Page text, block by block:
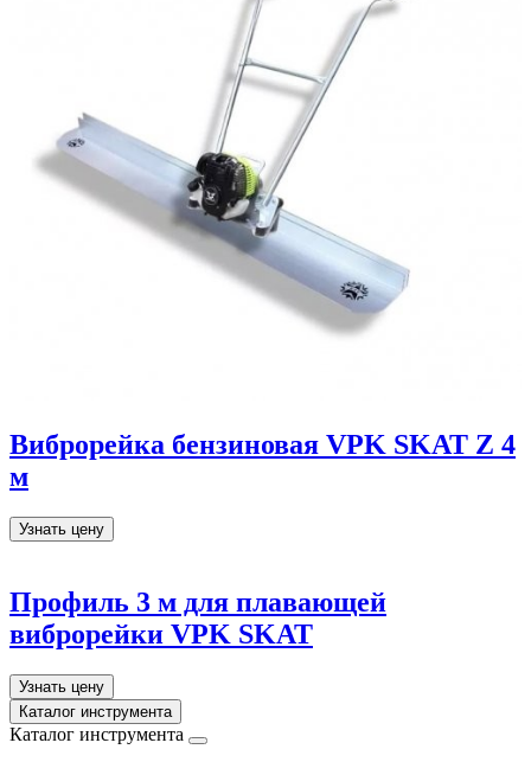
Виброрейка бензиновая VPK SKAT Z 4
м
Узнать цену
Профиль 3 м для плавающей
виброрейки VPK SKAT
Узнать цену
Каталог инструмента
Каталог инструмента